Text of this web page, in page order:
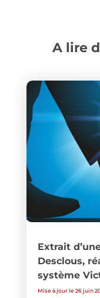
A lire
Extrait
Desclous,
système
Mise à jour le 26 juin